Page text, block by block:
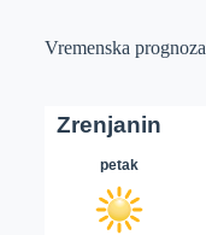
Vremenska prognoza